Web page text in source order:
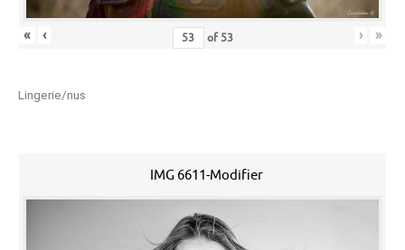
« ‹ of 53 › »
Lingerie/nus
IMG 6611-Modifier